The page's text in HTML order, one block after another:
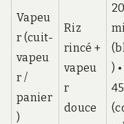
Vapeu
r (cuit-
vapeu
r /
panier
)
Riz
rincé +
vapeu
r
douce
)